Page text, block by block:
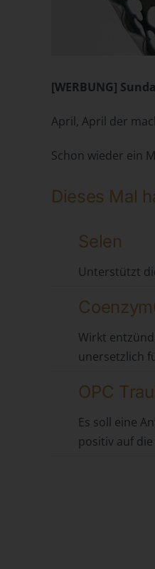
[WERBUNG]
April, April der
Schon wieder ein
Dieses Mal
Selen
Unterstützt
Wirkt
unersetzlich
OPC
Es soll eine
positiv auf